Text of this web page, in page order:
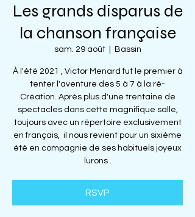
Les grands disparus de
la chanson française
sam. 29 août
  |
Bassin
À l'été 2021 , Victor Menard fut le premier à
tenter l'aventure des 5 à 7 à la ré-
Création. Après plus d'une trentaine de
spectacles dans cette magnifique salle,
toujours avec un répertoire exclusivement
en français, il nous revient pour un sixième
été en compagnie de ses habituels joyeux
lurons .
RSVP